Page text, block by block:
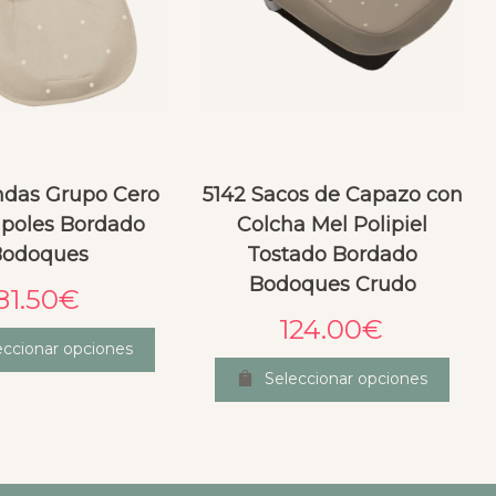
Grupo Cero
Bordado
€
opciones
5142 Sacos de Capazo con
Colcha Mel Polipiel
Tostado Bordado
Bodoques Crudo
124.00€
Seleccionar opciones